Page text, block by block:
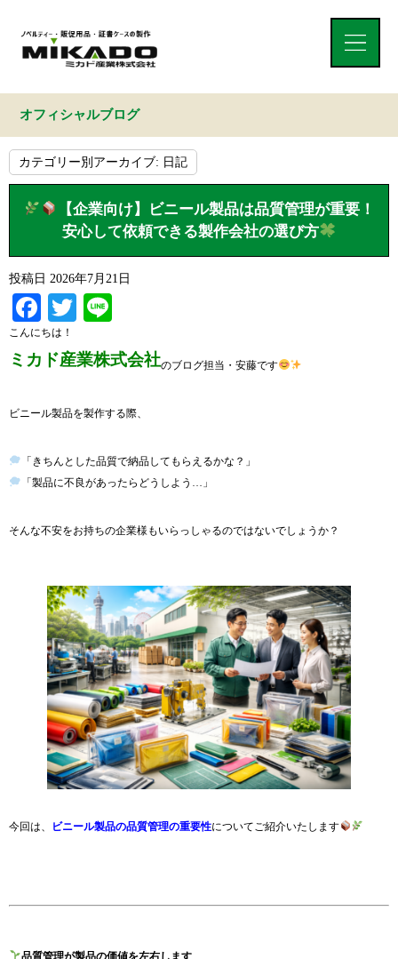
オフィシャルブログ
カテゴリー別アーカイブ: 日記
【企業向け】ビニール製品は品質管理が重要！
安心して依頼できる製作会社の選び方
投稿日 2026年7月21日
Facebook
Twitter
こんにちは！
ミカド産業株式会社のブログ担当・安藤です
ビニール製品を製作する際、
「きちんとした品質で納品してもらえるかな？」
「製品に不良があったらどうしよう…」
そんな不安をお持ちの企業様もいらっしゃるのではないでしょうか？
今回は、 ビニール製品の品質管理の重要性についてご紹介いたします
品質管理が製品の価値を左右します